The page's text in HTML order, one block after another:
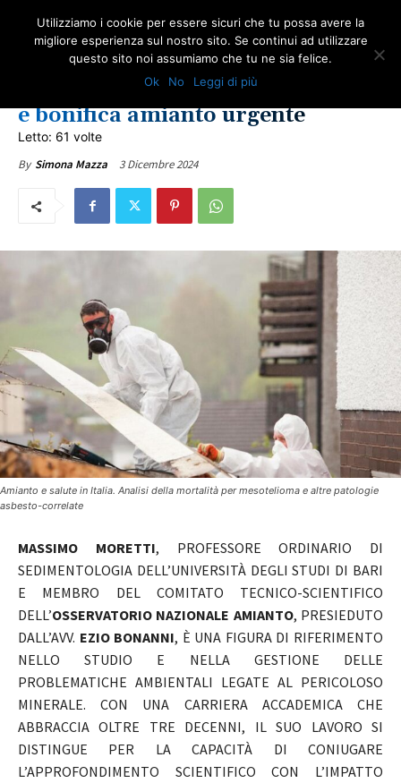
AMIANTO E SOCIETÀ
Massimo Moretti e ONA: ricerca
e bonifica amianto urgente
Letto: 61 volte
By Simona Mazza 3 Dicembre 2024
Amianto e salute in Italia. Analisi della mortalità per mesotelioma e altre patologie
asbesto-correlate
MASSIMO MORETTI, PROFESSORE ORDINARIO DI
SEDIMENTOLOGIA DELL’UNIVERSITÀ DEGLI STUDI DI BARI
E MEMBRO DEL COMITATO TECNICO-SCIENTIFICO
DELL’OSSERVATORIO NAZIONALE AMIANTO, PRESIEDUTO
DALL’AVV. EZIO BONANNI, È UNA FIGURA DI RIFERIMENTO
NELLO STUDIO E NELLA GESTIONE DELLE
PROBLEMATICHE AMBIENTALI LEGATE AL PERICOLOSO
MINERALE. CON UNA CARRIERA ACCADEMICA CHE
ABBRACCIA OLTRE TRE DECENNI, IL SUO LAVORO SI
DISTINGUE PER LA CAPACITÀ DI CONIUGARE
L’APPROFONDIMENTO SCIENTIFICO CON L’IMPATTO
Utilizziamo i cookie per essere sicuri che tu possa avere la
migliore esperienza sul nostro sito. Se continui ad utilizzare
questo sito noi assumiamo che tu ne sia felice.
Ok
No Leggi di più